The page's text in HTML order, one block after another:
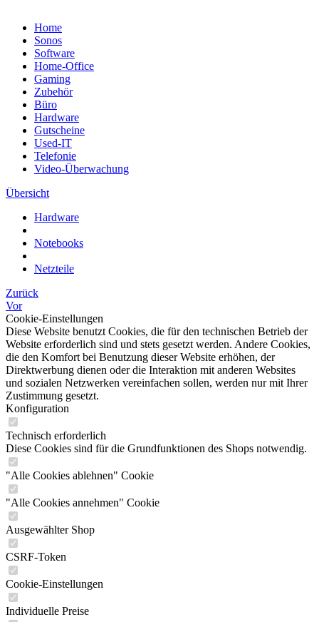
Home
Sonos
Software
Home-Office
Gaming
Zubehör
Büro
Hardware
Gutscheine
Used-IT
Telefonie
Video-Überwachung
Übersicht
Hardware
Notebooks
Netzteile
Zurück
Vor
Cookie-Einstellungen
Diese Website benutzt Cookies, die für den technischen Betrieb der
Website erforderlich sind und stets gesetzt werden. Andere Cookies,
die den Komfort bei Benutzung dieser Website erhöhen, der
Direktwerbung dienen oder die Interaktion mit anderen Websites
und sozialen Netzwerken vereinfachen sollen, werden nur mit Ihrer
Zustimmung gesetzt.
Konfiguration
Technisch erforderlich
Diese Cookies sind für die Grundfunktionen des Shops notwendig.
"Alle Cookies ablehnen" Cookie
"Alle Cookies annehmen" Cookie
Ausgewählter Shop
CSRF-Token
Cookie-Einstellungen
Individuelle Preise